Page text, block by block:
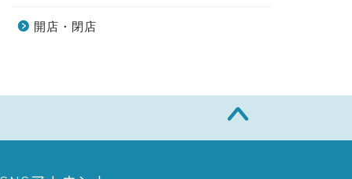
開店・閉店